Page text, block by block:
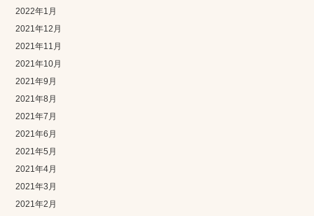
2022年1月
2021年12月
2021年11月
2021年10月
2021年9月
2021年8月
2021年7月
2021年6月
2021年5月
2021年4月
2021年3月
2021年2月